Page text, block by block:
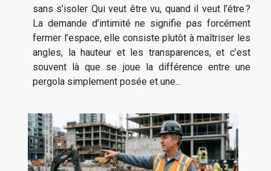
sans s’isoler Qui veut être vu, quand il veut l’être ?
La demande d’intimité ne signifie pas forcément
fermer l’espace, elle consiste plutôt à maîtriser les
angles, la hauteur et les transparences, et c’est
souvent là que se joue la différence entre une
pergola simplement posée et une...